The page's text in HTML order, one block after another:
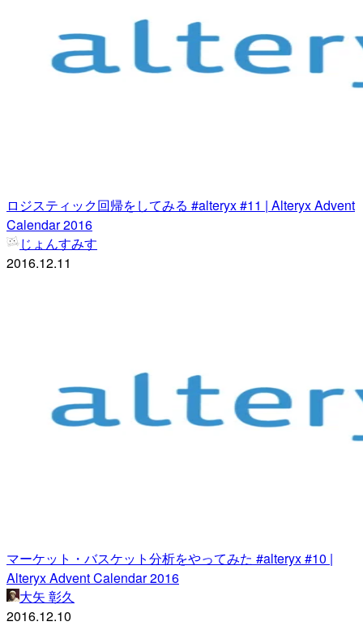
ロジスティック回帰をしてみる #alteryx #11 | Alteryx Advent
Calendar 2016
じょんすみす
2016.12.11
マーケット・バスケット分析をやってみた #alteryx #10 |
Alteryx Advent Calendar 2016
大矢 彰久
2016.12.10